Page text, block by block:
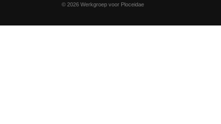
© 2026 Werkgroep voor Ploceidae